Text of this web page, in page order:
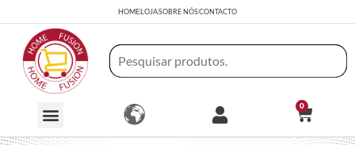
HOMELOJASOBRE NÓSCONTACTO
0